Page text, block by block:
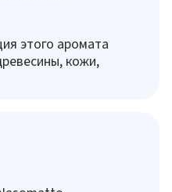
этого аромата
кожи,